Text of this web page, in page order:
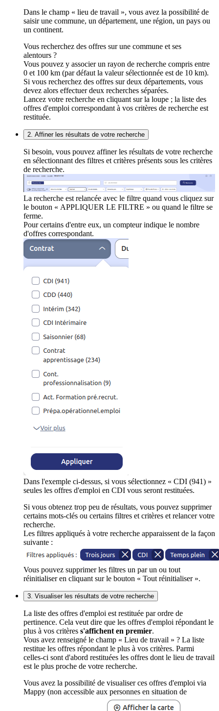
Dans le champ « lieu de travail », vous avez la possibilité de
saisir une commune, un département, une région, un pays ou
un continent.
Vous recherchez des offres sur une commune et ses
alentours ?
Vous pouvez y associer un rayon de recherche compris entre
0 et 100 km (par défaut la valeur sélectionnée est de 10 km).
Si vous recherchez des offres sur deux départements, vous
devez alors effectuer deux recherches séparées.
Lancez votre recherche en cliquant sur la loupe ; la liste des
offres d'emploi correspondant à vos critères de recherche est
restituée.
2. Affiner les résultats de votre recherche
Si besoin, vous pouvez affiner les résultats de votre recherche
en sélectionnant des filtres et critères présents sous les critères
de recherche.
La recherche est relancée avec le filtre quand vous cliquez sur
le bouton « APPLIQUER LE FILTRE » ou quand le filtre se
ferme.
Pour certains d'entre eux, un compteur indique le nombre
d'offres correspondant.
Dans l'exemple ci-dessus, si vous sélectionnez « CDI (941) »
seules les offres d'emploi en CDI vous seront restituées.
Si vous obtenez trop peu de résultats, vous pouvez supprimer
certains mots-clés ou certains filtres et critères et relancer votre
recherche.
Les filtres appliqués à votre recherche apparaissent de la façon
suivante :
Vous pouvez supprimer les filtres un par un ou tout
réinitialiser en cliquant sur le bouton « Tout réinitialiser ».
3. Visualiser les résultats de votre recherche
La liste des offres d'emploi est restituée par ordre de
pertinence. Cela veut dire que les offres d'emploi répondant le
plus à vos critères s'affichent en premier.
Vous avez renseigné le champ « Lieu de travail » ? La liste
restitue les offres répondant le plus à vos critères. Parmi
celles-ci sont d'abord restituées les offres dont le lieu de travail
est le plus proche de votre recherche.
Vous avez la possibilité de visualiser ces offres d'emploi via
Mappy (non accessible aux personnes en situation de